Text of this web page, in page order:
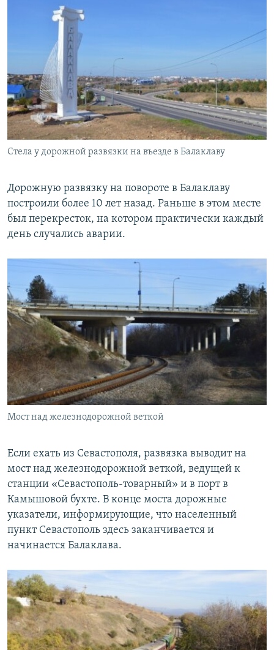
Стела у дорожной развязки на въезде в Балаклаву
Дорожную развязку на повороте в Балаклаву
построили более 10 лет назад. Раньше в этом месте
был перекресток, на котором практически каждый
день случались аварии.
Мост над железнодорожной веткой
Если ехать из Севастополя, развязка выводит на
мост над железнодорожной веткой, ведущей к
станции «Севастополь-товарный» и в порт в
Камышовой бухте. В конце моста дорожные
указатели, информирующие, что населенный
пункт Севастополь здесь заканчивается и
начинается Балаклава.